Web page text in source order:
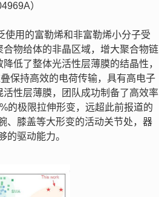
）
用的富勒烯和非富勒烯小分子受
物给体的非晶区域，增大聚合物链
低了整体光活性层薄膜的结晶性，
保持高效的电荷传输，具有高电子
性层薄膜，团队成功制备了高效率
的极限拉伸形变，远超此前报道的
、膝盖等大形变的活动关节处，器
的驱动能力。